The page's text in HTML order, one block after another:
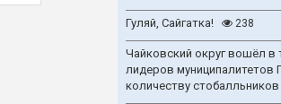
Гуляй, Сайгатка! 238
Чайковский округ вошёл в
лидеров муниципалитетов
количеству